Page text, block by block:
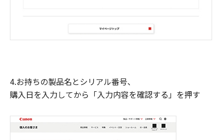
4.お持ちの製品名とシリアル番号、
購入日を入力してから「入力内容を確認する」を押す